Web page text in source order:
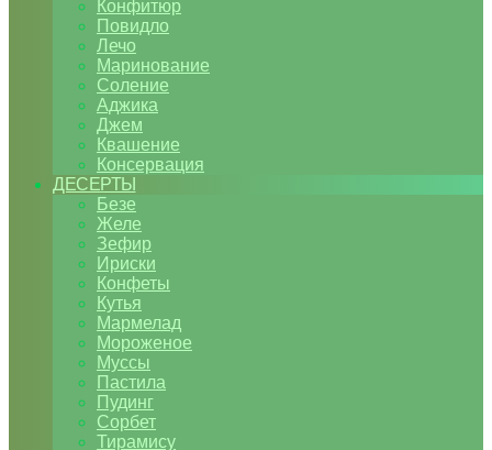
Конфитюр
Повидло
Лечо
Маринование
Соление
Аджика
Джем
Квашение
Консервация
ДЕСЕРТЫ
Безе
Желе
Зефир
Ириски
Конфеты
Кутья
Мармелад
Мороженое
Муссы
Пастила
Пудинг
Сорбет
Тирамису